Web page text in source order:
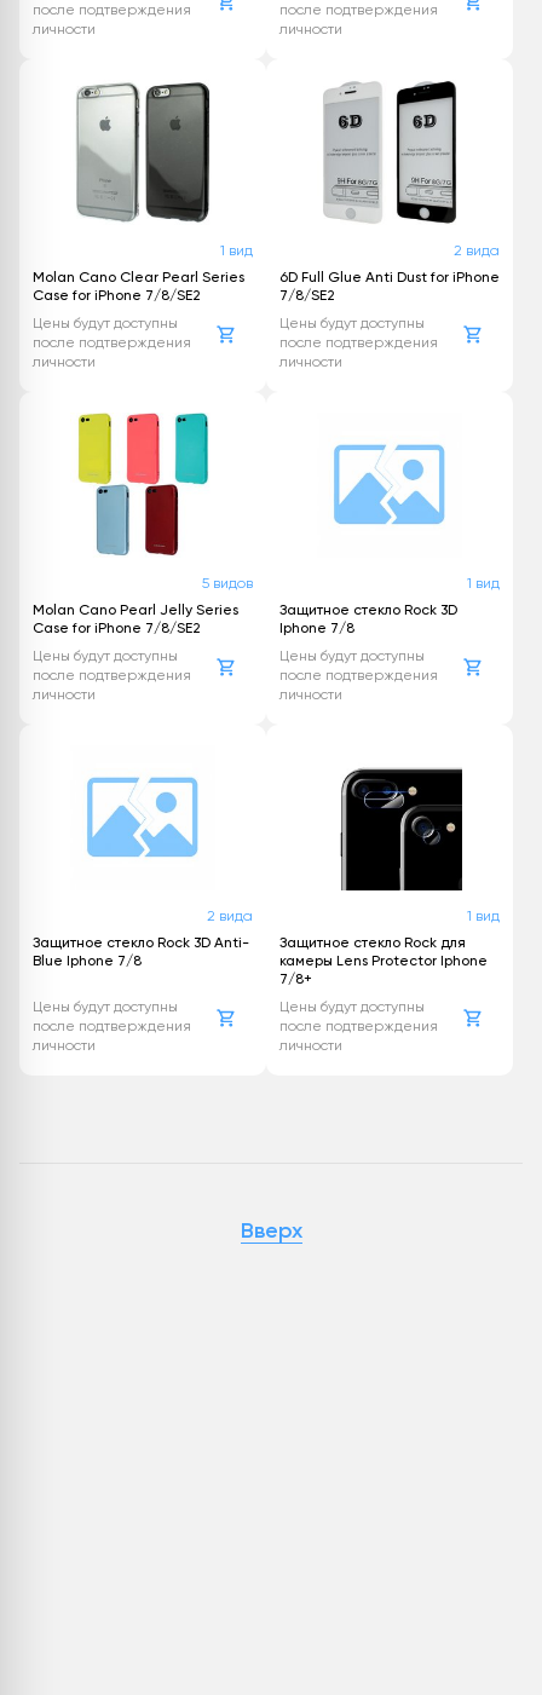
после подтверждения
личности
после подтверждения
личности
1 вид
Molan Cano Clear Pearl Series
Case for iPhone 7/8/SE2
Цены будут доступны
после подтверждения
личности
2 вида
6D Full Glue Anti Dust for iPhone
7/8/SE2
Цены будут доступны
после подтверждения
личности
5 видов
Molan Cano Pearl Jelly Series
Case for iPhone 7/8/SE2
Цены будут доступны
после подтверждения
личности
1 вид
Защитное стекло Rock 3D
Iphone 7/8
Цены будут доступны
после подтверждения
личности
2 вида
Защитное стекло Rock 3D Anti-
Blue Iphone 7/8
Цены будут доступны
после подтверждения
личности
1 вид
Защитноe стекло Rock для
камеры Lens Protector Iphone
7/8+
Цены будут доступны
после подтверждения
личности
Вверх